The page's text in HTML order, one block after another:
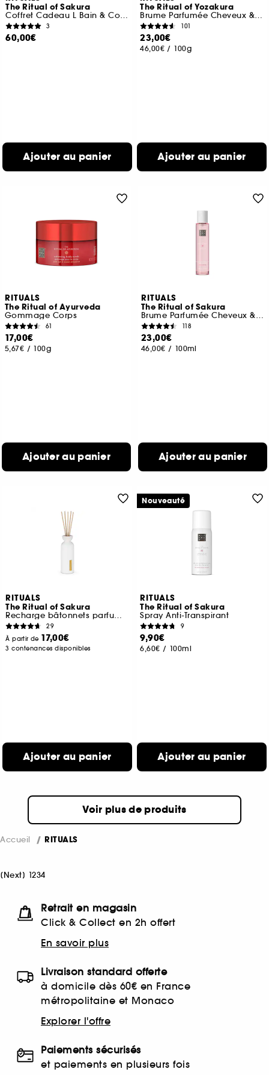
The Ritual of Sakura
Coffret Cadeau L Bain & Corps
3
60,00€
Ajouter au panier
The Ritual of Yozakura
Brume Parfumée Cheveux & Corps
101
23,00€
46,00€ / 100g
Ajouter au panier
RITUALS
The Ritual of Ayurveda
Gommage Corps
61
17,00€
5,67€ / 100g
Ajouter au panier
RITUALS
The Ritual of Sakura
Brume Parfumée Cheveux & Corps
118
23,00€
46,00€ / 100ml
Ajouter au panier
RITUALS
The Ritual of Sakura
Recharge bâtonnets parfumés
29
À partir de 17,00€
3 contenances disponibles
Ajouter au panier
RITUALS
The Ritual of Sakura
Spray Anti-Transpirant
9
9,90€
6,60€ / 100ml
Ajouter au panier
Nouveauté
Voir plus de produits
Accueil RITUALS
[Next] 1234
Retrait en magasin
Click & Collect en 2h offert
En savoir plus
Livraison standard offerte
à domicile dès 60€ en France
métropolitaine et Monaco
Explorer l'offre
Paiements sécurisés
et paiements en plusieurs fois